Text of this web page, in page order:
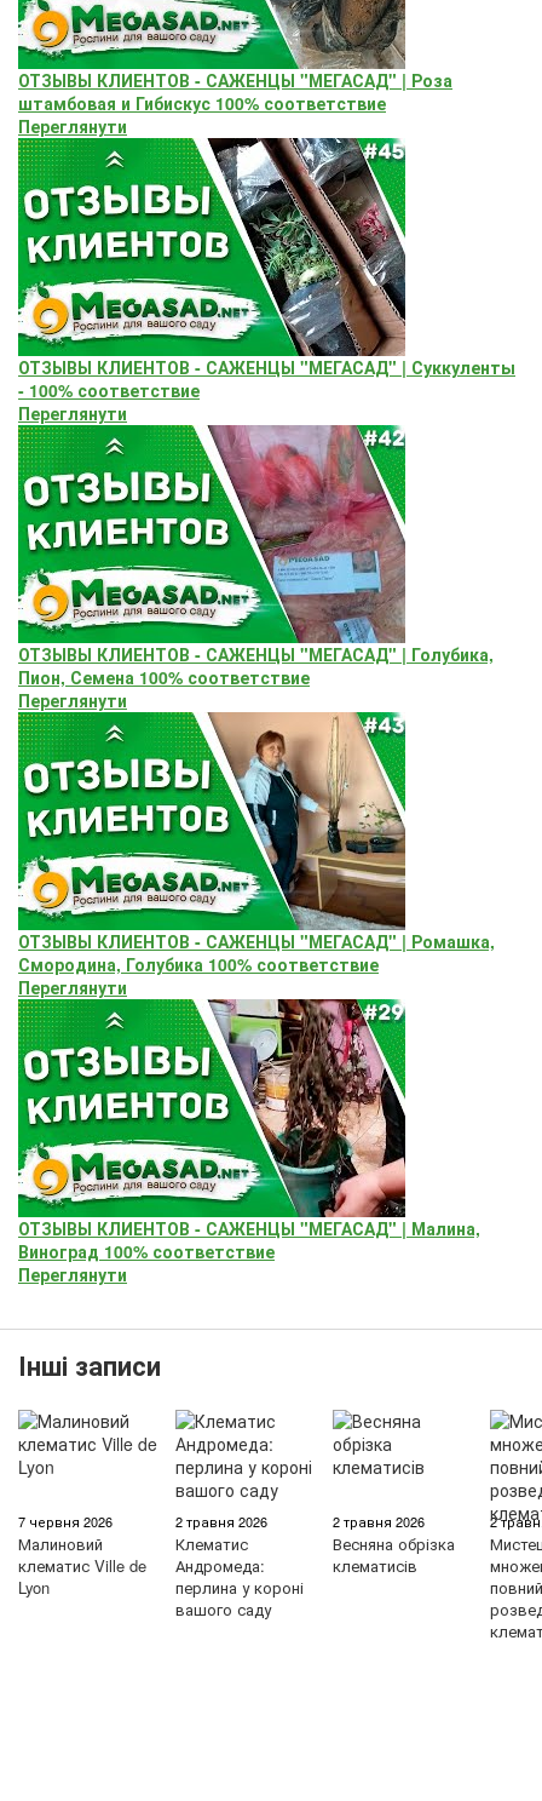
ОТЗЫВЫ КЛИЕНТОВ - САЖЕНЦЫ "МЕГАСАД" | Роза
штамбовая и Гибискус 100% соответствие
Переглянути
ОТЗЫВЫ КЛИЕНТОВ - САЖЕНЦЫ "МЕГАСАД" | Суккуленты
- 100% соответствие
Переглянути
ОТЗЫВЫ КЛИЕНТОВ - САЖЕНЦЫ "МЕГАСАД" | Голубика,
Пион, Семена 100% соответствие
Переглянути
ОТЗЫВЫ КЛИЕНТОВ - САЖЕНЦЫ "МЕГАСАД" | Ромашка,
Смородина, Голубика 100% соответствие
Переглянути
ОТЗЫВЫ КЛИЕНТОВ - САЖЕНЦЫ "МЕГАСАД" | Малина,
Виноград 100% соответствие
Переглянути
Інші записи
7 червня 2026
Малиновий
клематис Ville de
Lyon
2 травня 2026
Клематис
Андромеда:
перлина у короні
вашого саду
2 травня 2026
Весняна обрізка
клематисів
2
повний